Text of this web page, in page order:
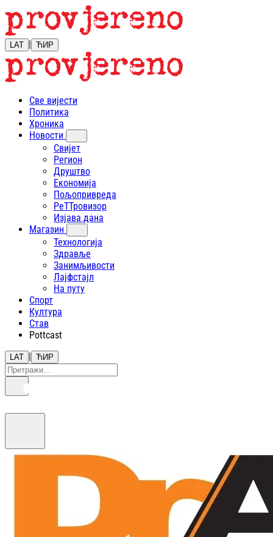
LAT | ЋИР
Све вијести
Политика
Хроника
Новости
Свијет
Регион
Друштво
Економија
Пољопривреда
РеТТровизор
Изјава дана
Магазин
Технологија
Здравље
Занимљивости
Лајфстajл
На путу
Спорт
Култура
Став
Pottcast
LAT | ЋИР